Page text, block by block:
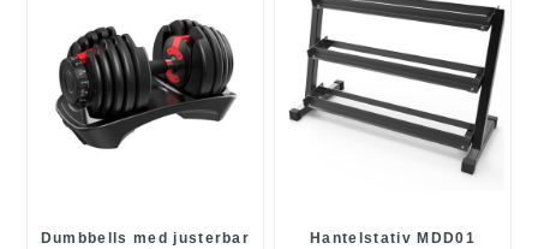
Dumbbells med justerbar
Hantelstativ MDD01